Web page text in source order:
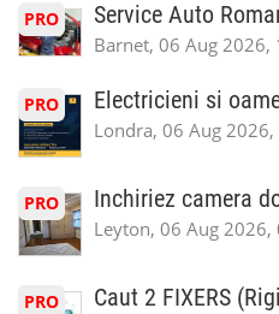
PRO Service Auto
Barnet, 06 Aug 2026,
PRO Electricieni si
Londra, 06 Aug
PRO Inchiriez camera
Leyton, 06 Aug 2026,
PRO Caut 2 FIXERS